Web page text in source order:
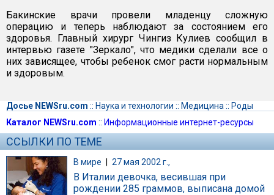
Бакинские врачи провели младенцу сложную
операцию и теперь наблюдают за состоянием его
здоровья. Главный хирург Чингиз Кулиев сообщил в
интервью газете "Зеркало", что медики сделали все о
них зависящее, чтобы ребенок смог расти нормальным
и здоровым.
Досье NEWSru.com :: Наука и технологии :: Медицина :: Роды
Каталог NEWSru.com :: Информационные интернет-ресурсы
ССЫЛКИ ПО ТЕМЕ
В мире | 27 мая 2002 г.,
В Италии девочка, весившая при
рождении 285 граммов, выписана домой